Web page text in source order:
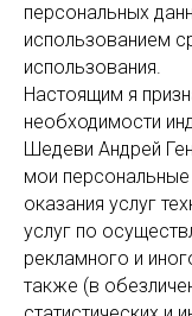
персональных
использованием
использования.
Настоящим я
необходимости
Шедеви Андрей
мои
оказания услуг
услуг по
рекламного и
также (в